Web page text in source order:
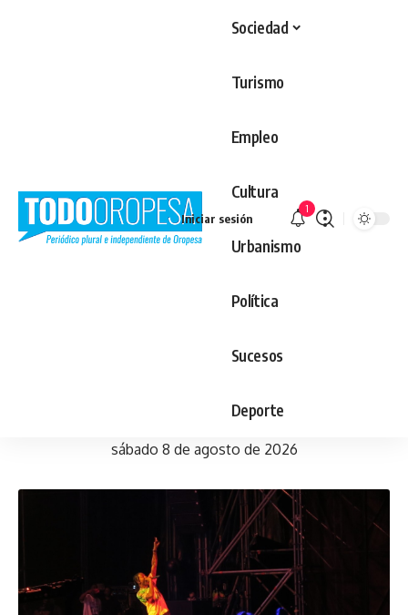
Sociedad
Turismo
Empleo
Cultura
Urbanismo
Política
Sucesos
Deporte
Iniciar sesión
1
sábado 8 de agosto de 2026